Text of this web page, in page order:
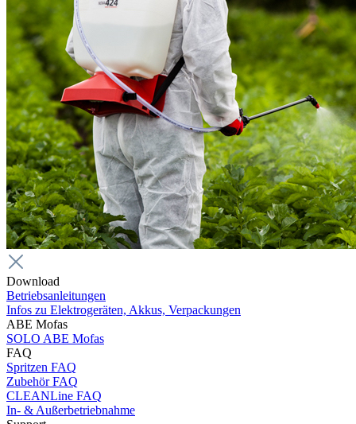
Download
Betriebsanleitungen
Infos zu Elektrogeräten, Akkus, Verpackungen
ABE Mofas
SOLO ABE Mofas
FAQ
Spritzen FAQ
Zubehör FAQ
CLEANLine FAQ
In- & Außerbetriebnahme